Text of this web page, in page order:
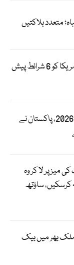
آبنائے ہرمز کھولنے کیلئے ایران نے امریکا کو 6 شرائط پیش
انٹرنیشنل نیوکلیئر سائنس اولمپیاڈ 2026، پاکستان نے
میز پر لا کر وہ
کرسکیں، ساؤتھ
اگست سے ملک بھر میں بیک